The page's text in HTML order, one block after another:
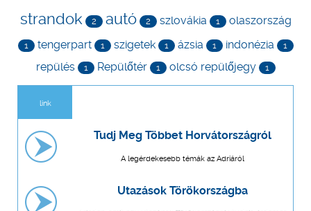
strandok 2 autó 2 szlovákia 1 olaszország
1 tengerpart 1 szigetek 1 ázsia 1 indonézia 1
repülés 1 Repülőtér 1 olcsó repülőjegy 1
link
Tudj Meg Többet Horvátországról
A legérdekesebb témák az Adriáról
Utazások Törökországba